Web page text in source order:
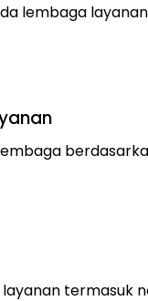
lembaga
termasuk